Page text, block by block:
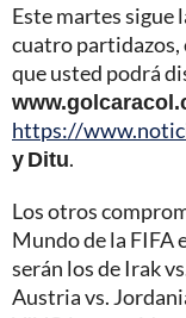
Este martes sigue
cuatro partidazos,
que usted podrá
https://
y Ditu.
Los otros
Mundo de la FIFA
serán los de Irak
Austria vs.